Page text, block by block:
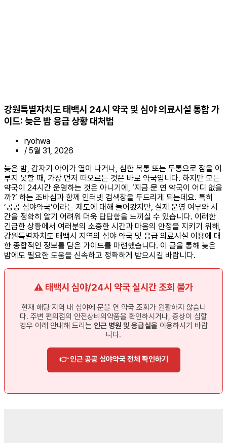
강원특별자치도 태백시 24시 약국 및 심야 의료시설 통합 가
이드: 늦은 밤 응급 상황 대처법
ryohwa
/ 5월 31, 2026
늦은 밤, 갑자기 아이가 열이 나거나, 심한 복통 또는 두통으로 잠을 이
루지 못할 때, 가장 먼저 떠오르는 것은 바로 약국입니다. 하지만 모든
약국이 24시간 운영하는 것은 아니기에, ‘지금 문 연 약국이 어디 없을
까?’ 하는 조바심과 함께 인터넷 검색창을 두드리게 되는데요. 특히
‘공공 심야약국’이라는 제도에 대해 들어봤지만, 실제 운영 여부와 시
간을 정확히 알기 어려워 더욱 답답함을 느끼실 수 있습니다. 이러한
긴급한 상황에서 여러분의 소중한 시간과 마음의 안정을 지키기 위해,
강원특별자치도 태백시 지역의 심야 약국 및 응급 의료시설 이용에 대
한 종합적인 정보를 담은 가이드를 마련했습니다. 이 글을 통해 늦은
밤에도 필요한 도움을 신속하고 정확하게 받으시길 바랍니다.
⚠️ 태백시 심야/24시 약국 실시간 조회 불가
현재 해당 지역 내 심야에 문을 연 약국 조회가 원활하지 않습니
다. 주변 편의점의 안전상비의약품을 확인하시거나, 증상이 심할
경우 아래 안내해 드리는 인근 병원 및 응급실을 이용하시기 바랍
니다.
👉 인근 공공 심야약국 전체 확인하기